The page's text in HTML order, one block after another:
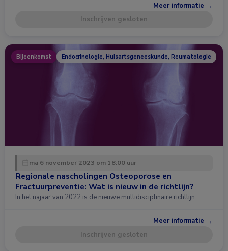
Meer informatie →
Inschrijven gesloten
Bijeenkomst Endocrinologie, Huisartsgeneeskunde, Reumatologie
ma 6 november 2023 om 18:00 uur
Regionale nascholingen Osteoporose en
Fractuurpreventie: Wat is nieuw in de richtlijn?
In het najaar van 2022 is de nieuwe multidisciplinaire richtlijn …
Meer informatie →
Inschrijven gesloten